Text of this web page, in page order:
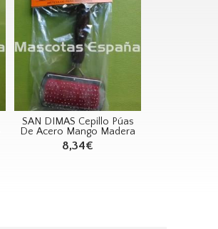
SAN DIMAS Cepillo Púas
De Acero Mango Madera
8,34€